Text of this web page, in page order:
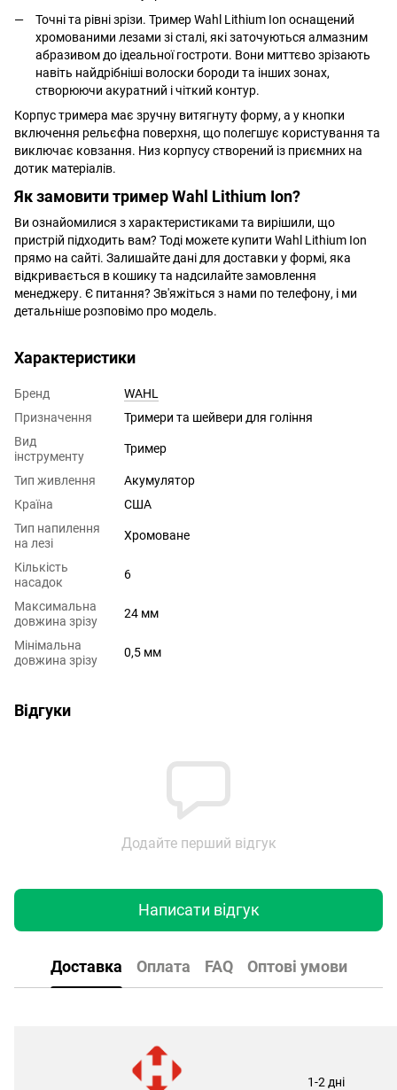
Точні та рівні зрізи. Тример Wahl Lithium Ion оснащений
хромованими лезами зі сталі, які заточуються алмазним
абразивом до ідеальної гостроти. Вони миттєво зрізають
навіть найдрібніші волоски бороди та інших зонах,
створюючи акуратний і чіткий контур.
Корпус тримера має зручну витягнуту форму, а у кнопки
включення рельєфна поверхня, що полегшує користування та
виключає ковзання. Низ корпусу створений із приємних на
дотик матеріалів.
Як замовити тример Wahl Lithium Ion?
Ви ознайомилися з характеристиками та вирішили, що
пристрій підходить вам? Тоді можете купити Wahl Lithium Ion
прямо на сайті. Залишайте дані для доставки у формі, яка
відкривається в кошику та надсилайте замовлення
менеджеру. Є питання? Зв'яжіться з нами по телефону, і ми
детальніше розповімо про модель.
Характеристики
Бренд
WAHL
Призначення
Тримери та шейвери для гоління
Вид
інструменту
Тример
Тип живлення
Акумулятор
Країна
США
Тип напилення
на лезі
Хромоване
Кількість
насадок
6
Максимальна
довжина зрізу
24 мм
Мінімальна
довжина зрізу
0,5 мм
Відгуки
Додайте перший відгук
Написати відгук
Доставка Оплата FAQ Оптові умови
1-2 дні